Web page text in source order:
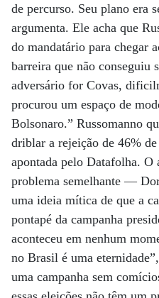
de percurso. Seu plano era
argumenta. Ele acha que
do mandatário para chegar
barreira que não conseguiu
adversário for Covas,
procurou um espaço de
Bolsonaro.” Russomanno
driblar a rejeição de 46%
apontada pelo Datafolha.
problema semelhante —
uma ideia mítica de que a
pontapé da campanha
aconteceu em nenhum
no Brasil é uma
uma campanha sem